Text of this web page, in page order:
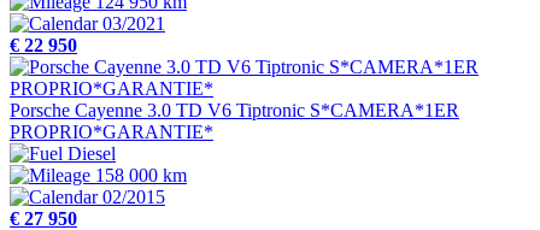
03/2021
€ 22 950
Porsche Cayenne 3.0 TD V6 Tiptronic S*CAMERA*1ER
PROPRIO*GARANTIE*
Diesel
158 000 km
02/2015
€ 27 950